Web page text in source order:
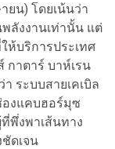
ยน) โดยเน้นว่า
ลังงานเท่านั้น แต่
ห้บริการประเทศ
กาตาร์ บาห์เรน
ระบบสายเคเบิล
งแคบฮอร์มุซ
พึ่งพาเส้นทาง
ดเจน